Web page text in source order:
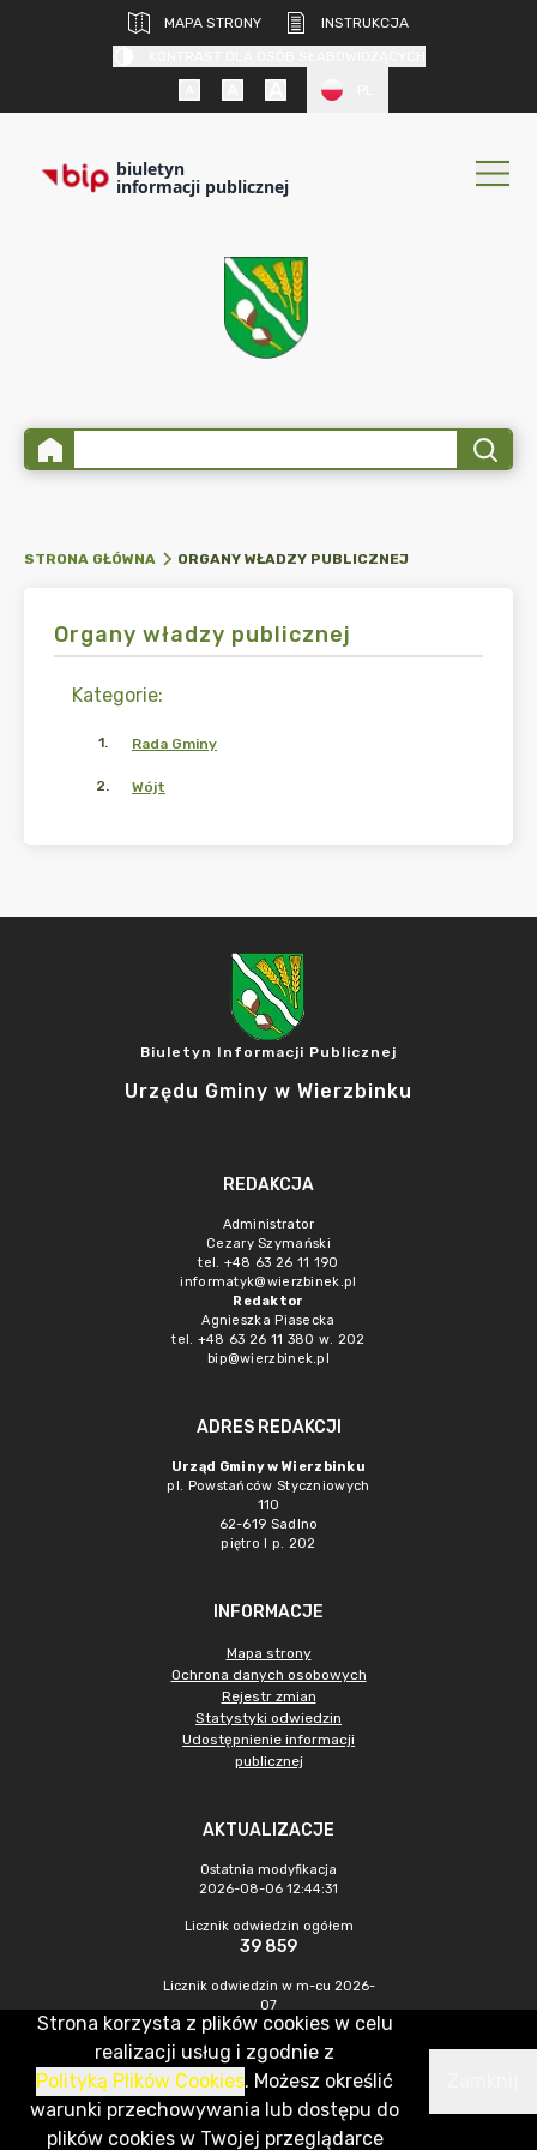
MAPA STRONY
INSTRUKCJA
biuletyn
informacji publicznej
STRONA GŁÓWNA ORGANY WŁADZY PUBLICZNEJ
Organy władzy publicznej
Kategorie:
1. Rada Gminy
2. Wójt
Biuletyn Informacji Publicznej
Urzędu Gminy w Wierzbinku
REDAKCJA
Administrator
Cezary Szymański
tel. +48 63 26 11 190
informatyk@wierzbinek.pl
Redaktor
Agnieszka Piasecka
tel. +48 63 26 11 380 w. 202
bip@wierzbinek.pl
ADRES REDAKCJI
Urząd Gminy w Wierzbinku
pl. Powstańców Styczniowych
110
62-619 Sadlno
piętro I p. 202
INFORMACJE
Mapa strony
Ochrona danych osobowych
Rejestr zmian
Statystyki odwiedzin
Udostępnienie informacji
publicznej
AKTUALIZACJE
Ostatnia modyfikacja
2026-08-06 12:44:31
Licznik odwiedzin ogółem
39 859
Licznik odwiedzin w m-cu 2026-
07
300
CMS & Hosting: Nefeni Sp. z o.o.
Strona korzysta z plików cookies w celu
realizacji usług i zgodnie z
Polityką Plików Cookies. Możesz określić
warunki przechowywania lub dostępu do
plików cookies w Twojej przeglądarce